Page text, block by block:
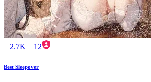
2.7K 12
Best Sleepover